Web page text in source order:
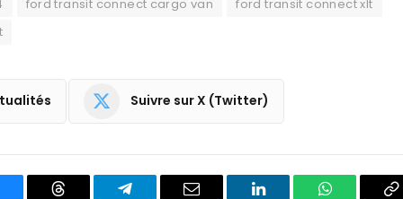
ford transit connect cargo van
ford transit connect xlt
Suivre sur X (Twitter)